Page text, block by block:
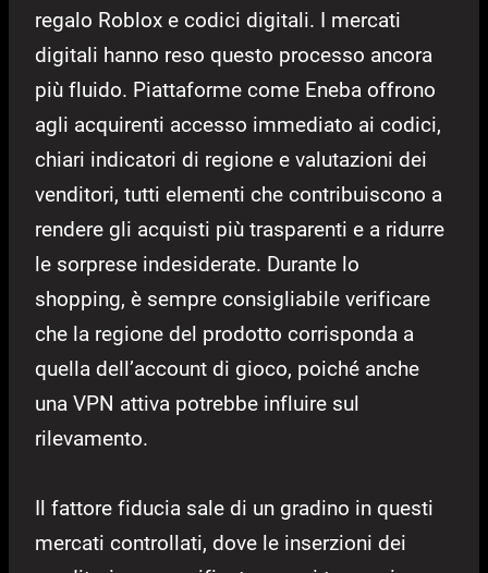
regalo Roblox e codici digitali. I mercati
digitali hanno reso questo processo ancora
più fluido. Piattaforme come Eneba offrono
agli acquirenti accesso immediato ai codici,
chiari indicatori di regione e valutazioni dei
venditori, tutti elementi che contribuiscono a
rendere gli acquisti più trasparenti e a ridurre
le sorprese indesiderate. Durante lo
shopping, è sempre consigliabile verificare
che la regione del prodotto corrisponda a
quella dell’account di gioco, poiché anche
una VPN attiva potrebbe influire sul
rilevamento.
Il fattore fiducia sale di un gradino in questi
mercati controllati, dove le inserzioni dei